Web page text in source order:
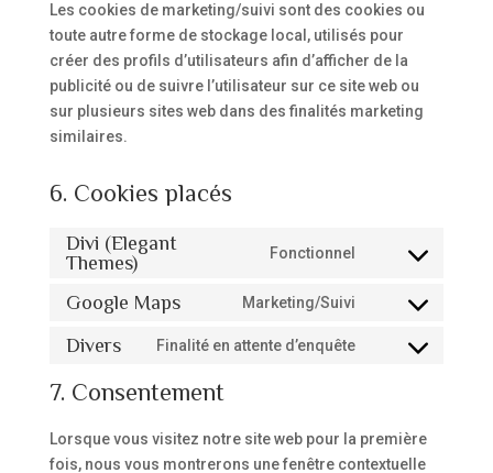
Les cookies de marketing/suivi sont des cookies ou
toute autre forme de stockage local, utilisés pour
créer des profils d’utilisateurs afin d’afficher de la
publicité ou de suivre l’utilisateur sur ce site web ou
sur plusieurs sites web dans des finalités marketing
similaires.
6. Cookies placés
Divi (Elegant
Themes)
Fonctionnel
Consent
service
Google Maps Marketing/Suivi
Consent
Divers Finalité en attente d’enquête
Consent
divers
7. Consentement
Lorsque vous visitez notre site web pour la première
fois, nous vous montrerons une fenêtre contextuelle